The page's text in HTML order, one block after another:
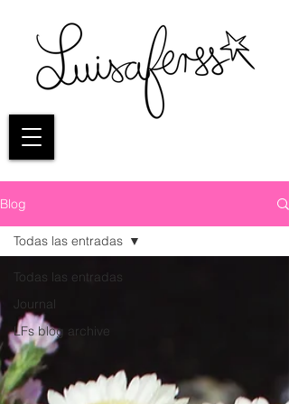
Blog
Todas las entradas
Journal
LFs blog archive
Todas las entradas